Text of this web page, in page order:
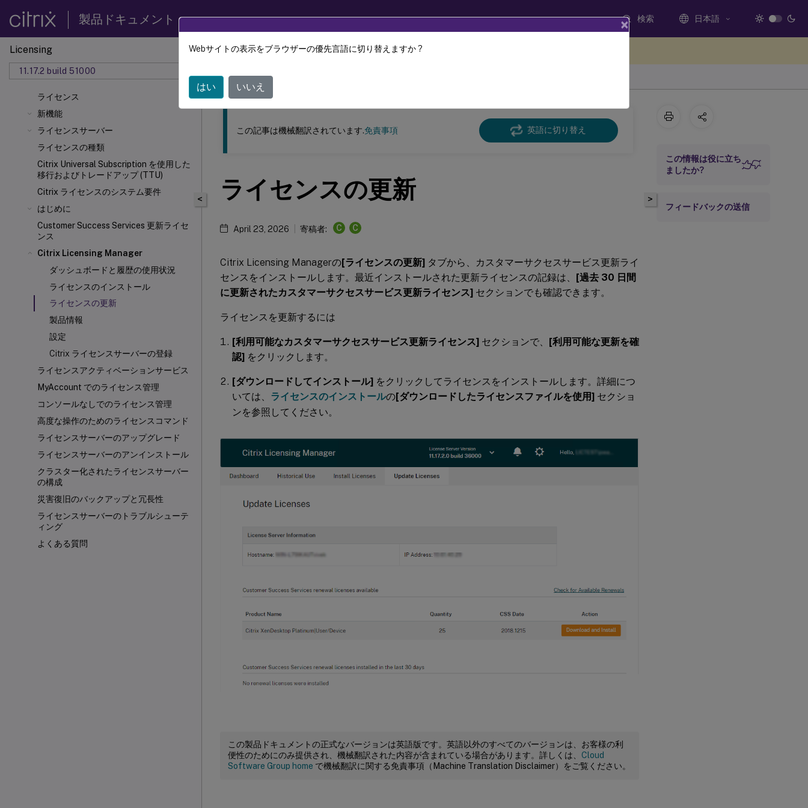
製品ドキュメント 検索 日本語
Licensing
11.17.2 build 51000
ライセンス
新機能
ライセンスサーバー
ライセンスの種類
Citrix Universal Subscription を使用した
移行およびトレードアップ (TTU)
Citrix ライセンスのシステム要件
はじめに
Customer Success Services 更新ライセ
ンス
Citrix Licensing Manager
ダッシュボードと履歴の使用状況
ライセンスのインストール
ライセンスの更新
製品情報
設定
Citrix ライセンスサーバーの登録
ライセンスアクティベーションサービス
MyAccount でのライセンス管理
コンソールなしでのライセンス管理
高度な操作のためのライセンスコマンド
ライセンスサーバーのアップグレード
ライセンスサーバーのアンインストール
クラスター化されたライセンスサーバー
の構成
災害復旧のバックアップと冗長性
ライセンスサーバーのトラブルシューテ
ィング
よくある質問
このコンテンツは動的に機械翻訳されています。
ライセンス
<
この記事は機械翻訳されています.免責事項 英語に切り替え
ライセンスの更新
April 23, 2026 寄稿者: C C
Citrix Licensing Managerの[ライセンスの更新] タブから、カスタマーサクセスサービス更新ライ
センスをインストールします。最近インストールされた更新ライセンスの記録は、 [過去 30 日間
に更新されたカスタマーサクセスサービス更新ライセンス] セクションでも確認できます。
ライセンスを更新するには
[利用可能なカスタマーサクセスサービス更新ライセンス] セクションで、 [利用可能な更新を確
認] をクリックします。
[ダウンロードしてインストール] をクリックしてライセンスをインストールします。詳細につ
いては、 ライセンスのインストールの[ダウンロードしたライセンスファイルを使用] セクショ
ンを参照してください。
この製品ドキュメントの正式なバージョンは英語版です。英語以外のすべてのバージョンは、お客様の利
便性のためにのみ提供され、機械翻訳された内容が含まれている場合があります。詳しくは、 Cloud
Software Group home で機械翻訳に関する免責事項（Machine Translation Disclaimer）をご覧ください。
>
この情報は役に立ち
ましたか?
フィードバックの送信
×
Webサイトの表示をブラウザーの優先言語に切り替えますか ?
はい いいえ